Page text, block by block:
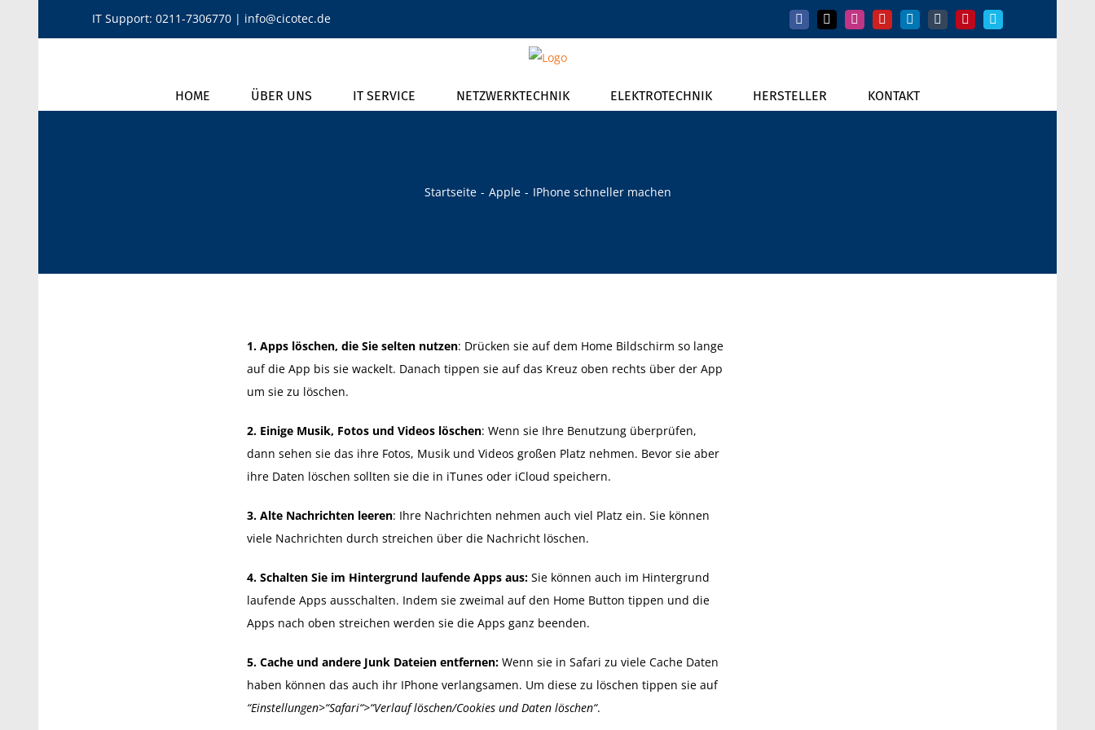
IT Support: 0211-7306770| info@cicotec.de Facebook
X InstagramYouTubeLinkedIn
TumblrPinterestVimeo
HOME ÜBER UNS IT SERVICE NETZWERKTECHNIK ELEKTROTECHNIK HERSTELLER KONTAKT
Startseite Apple IPhone schneller machen
1. Apps löschen, die Sie selten nutzen: Drücken sie auf dem Home Bildschirm so lange
auf die App bis sie wackelt. Danach tippen sie auf das Kreuz oben rechts über der App
um sie zu löschen.
2. Einige Musik, Fotos und Videos löschen: Wenn sie Ihre Benutzung überprüfen,
dann sehen sie das ihre Fotos, Musik und Videos großen Platz nehmen. Bevor sie aber
ihre Daten löschen sollten sie die in iTunes oder iCloud speichern.
3. Alte Nachrichten leeren: Ihre Nachrichten nehmen auch viel Platz ein. Sie können
viele Nachrichten durch streichen über die Nachricht löschen.
4. Schalten Sie im Hintergrund laufende Apps aus:Sie können auch im Hintergrund
laufende Apps ausschalten. Indem sie zweimal auf den Home Button tippen und die
Apps nach oben streichen werden sie die Apps ganz beenden.
5. Cache und andere Junk Dateien entfernen: Wenn sie in Safari zu viele Cache Daten
haben können das auch ihr IPhone verlangsamen. Um diese zu löschen tippen sie auf
“Einstellungen>“Safari“>“Verlauf löschen/Cookies und Daten löschen“.